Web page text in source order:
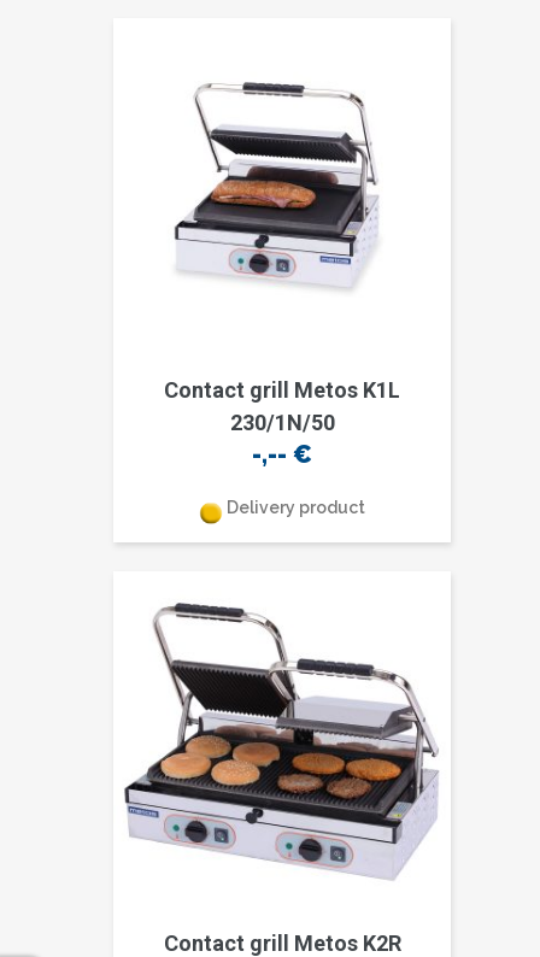
Contact grill Metos K1L
230/1N/50
-,-- €
Delivery product
Contact grill Metos K2R